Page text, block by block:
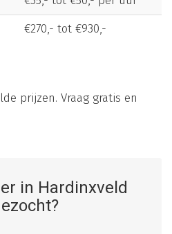
€270,- tot €930,-
prijzen. Vraag gratis en
in Hardinxveld